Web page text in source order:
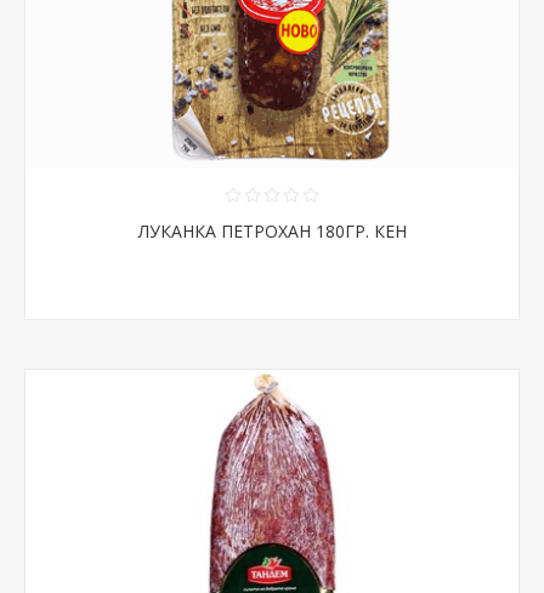
ЛУКАНКА ПЕТРОХАН 180ГР. КЕН